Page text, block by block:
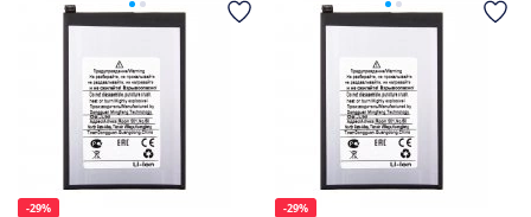
-29% -29%